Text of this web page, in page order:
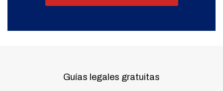
Guías legales gratuitas